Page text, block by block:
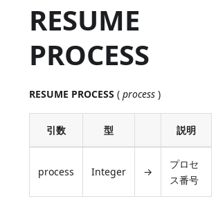
RESUME
PROCESS
RESUME PROCESS (process )
引数 型 説明
process Integer →
プロセ
ス番号